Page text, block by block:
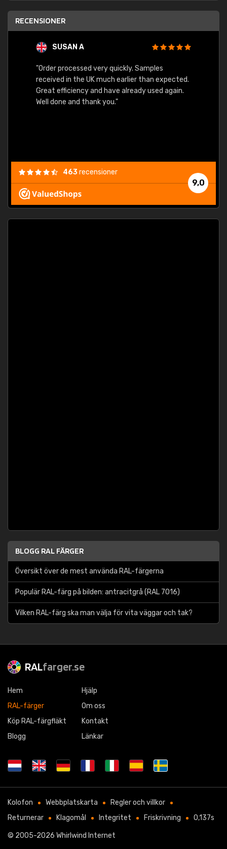
RECENSIONER
SUSAN A
"Order processed very quickly. Samples
received in the UK much earlier than expected.
Great efficiency and have already used again.
Well done and thank you."
9,0
463recensioner
BLOGG RAL FÄRGER
Översikt över de mest använda RAL-färgerna
Populär RAL-färg på bilden: antracitgrå (RAL 7016)
Vilken RAL-färg ska man välja för vita väggar och tak?
RALfarger.se
Hem
RAL-färger
Köp RAL-färgfläkt
Blogg
Hjälp
Om oss
Kontakt
Länkar
Kolofon Webbplatskarta
Regler och villkor
Returnerar
Klagomål Integritet Friskrivning 0,137s
© 2005-2026 Whirlwind Internet